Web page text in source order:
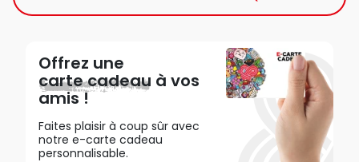
Offrez une
carte cadeau à vos
amis !
Faites plaisir à coup sûr avec
notre e-carte cadeau
personnalisable.